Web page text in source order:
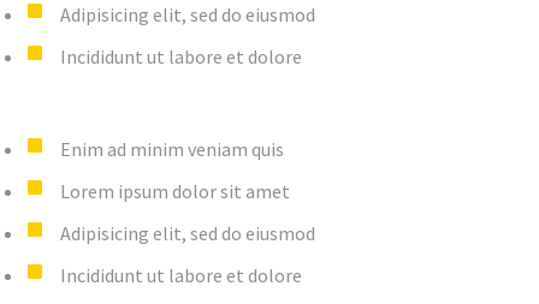
Adipisicing elit, sed do eiusmod
Incididunt ut labore et dolore
Enim ad minim veniam quis
Lorem ipsum dolor sit amet
Adipisicing elit, sed do eiusmod
Incididunt ut labore et dolore